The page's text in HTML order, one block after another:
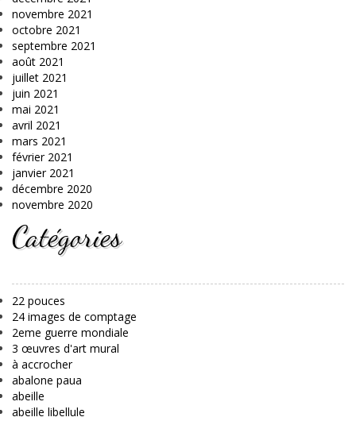
novembre 2021
octobre 2021
septembre 2021
août 2021
juillet 2021
juin 2021
mai 2021
avril 2021
mars 2021
février 2021
janvier 2021
décembre 2020
novembre 2020
Catégories
22 pouces
24 images de comptage
2eme guerre mondiale
3 œuvres d'art mural
à accrocher
abalone paua
abeille
abeille libellule